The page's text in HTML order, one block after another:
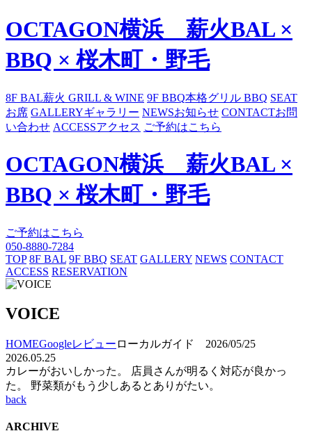
OCTAGON横浜 薪火BAL ×
BBQ × 桜木町・野毛
8F BAL薪火 GRILL & WINE 9F BBQ本格グリル BBQ SEAT
お席 GALLERYギャラリー NEWSお知らせ CONTACTお問
い合わせ ACCESSアクセス ご予約はこちら
OCTAGON横浜 薪火BAL ×
BBQ × 桜木町・野毛
ご予約はこちら
050-8880-7284
TOP 8F BAL 9F BBQ SEAT GALLERY NEWS CONTACT
ACCESS RESERVATION
VOICE
HOMEGoogleレビュー ローカルガイド 2026/05/25
2026.05.25
カレーがおいしかった。 店員さんが明るく対応が良かっ
た。 野菜類がもう少しあるとありがたい。
back
ARCHIVE